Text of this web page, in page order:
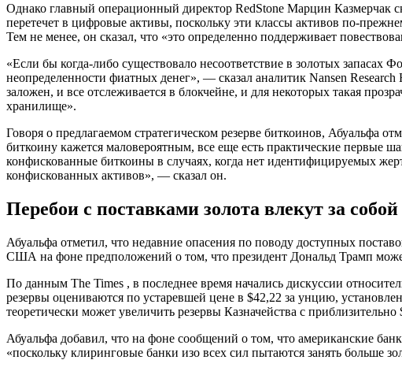
Однако главный операционный директор RedStone Марцин Казмерчак
перетечет в цифровые активы, поскольку эти классы активов по-
Тем не менее, он сказал, что «это определенно поддерживает
«Если бы когда-либо существовало несоответствие в золотых запасах
неопределенности фиатных денег», — сказал аналитик Nansen
заложен, и все отслеживается в блокчейне, и для некоторых такая
хранилище».
Говоря о предлагаемом стратегическом резерве биткоинов, Абуальфа
биткоину кажется маловероятным, все еще есть практические
конфискованные биткоины в случаях, когда нет идентифицируемых
конфискованных активов», — сказал он.
Перебои с поставками золота влекут за
Абуальфа отметил, что недавние опасения по поводу доступных
США на фоне предположений о том, что президент Дональд Трамп
По данным The Times , в последнее время начались дискуссии
резервы оцениваются по устаревшей цене в $42,22 за унцию,
теоретически может увеличить резервы Казначейства с
Абуальфа добавил, что на фоне сообщений о том, что американские
«поскольку клиринговые банки изо всех сил пытаются занять больше